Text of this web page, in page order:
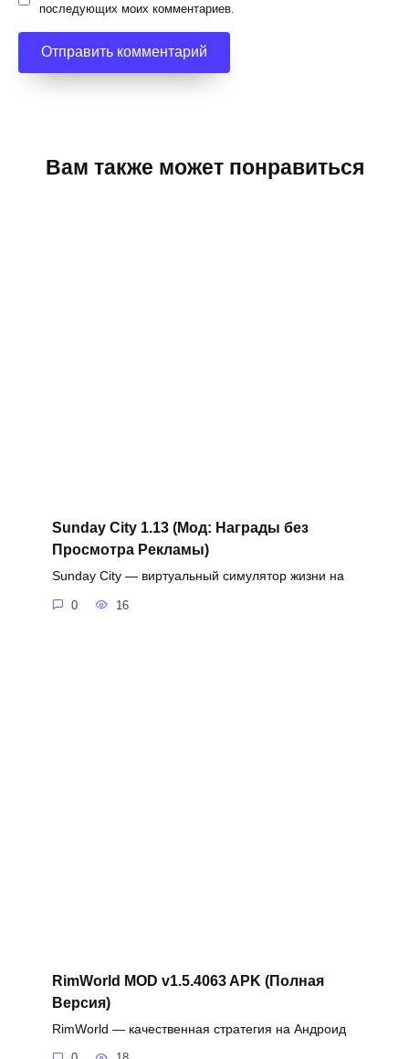
последующих моих комментариев.
Вам также может понравиться
Sunday City 1.13 (Мод: Награды без
Просмотра Рекламы)
Sunday City — виртуальный симулятор жизни на
0 16
RimWorld MOD v1.5.4063 APK (Полная
Версия)
RimWorld — качественная стратегия на Андроид